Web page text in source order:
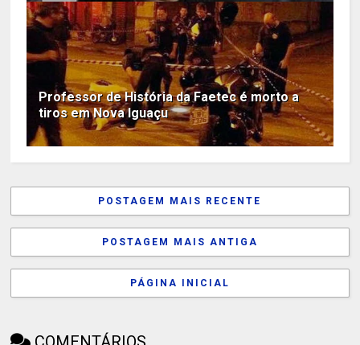
Professor de História da Faetec é morto a
tiros em Nova Iguaçu
POSTAGEM MAIS RECENTE
POSTAGEM MAIS ANTIGA
PÁGINA INICIAL